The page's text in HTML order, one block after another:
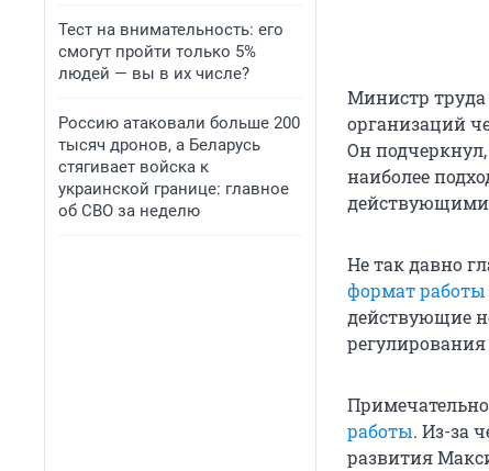
Тест на внимательность: его
смогут пройти только 5%
людей — вы в их числе?
Россию атаковали больше 200
тысяч дронов, а Беларусь
стягивает войска к
украинской границе: главное
об СВО за неделю
Министр труда
организаций
Он
наиболее
Не так давно
формат работы
действующие
работы. Из-за
развития